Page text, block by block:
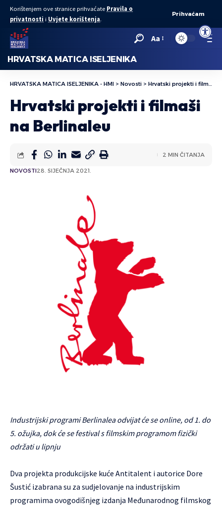
Open
Korištenjem ove stranice prihvaćate Pravila o
privatnosti i Uvjete korištenja.
Prihvaćam
Aa
HRVATSKA MATICA ISELJENIKA
HRVATSKA MATICA ISELJENIKA - HMI > Novosti > Hrvatski projekti i filmaši na Berlinaleu
Hrvatski projekti i filmaši
na Berlinaleu
NOVOSTI28. SIJEČNJA 2021.
2 MIN ČITANJA
Industrijski programi Berlinalea odvijat će se online, od 1. do
5. ožujka, dok će se festival s filmskim programom fizički
održati u lipnju
Dva projekta produkcijske kuće Antitalent i autorice Dore
Šustić izabrana su za sudjelovanje na industrijskim
programima ovogodišnjeg izdanja Međunarodnog filmskog